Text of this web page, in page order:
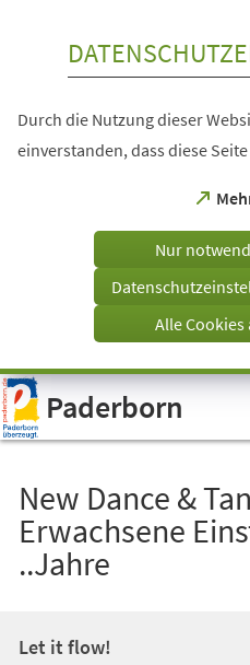
Visuelle
Assistenzsoftware
öffnen.
Durch die Nutzung dieser
einverstanden, dass diese
(Öffnet
einem
Tab)
Nur
Alle
Paderborn
New Dance &
Erwachsene
..Jahre
Let it flow!